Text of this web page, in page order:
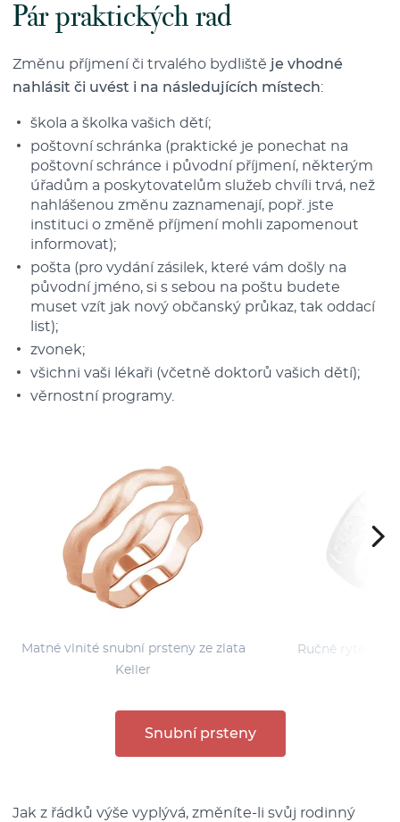
Pár praktických rad
Změnu příjmení či trvalého bydliště je vhodné
nahlásit či uvést i na následujících místech:
škola a školka vašich dětí;
poštovní schránka (praktické je ponechat na
poštovní schránce i původní příjmení, některým
úřadům a poskytovatelům služeb chvíli trvá, než
nahlášenou změnu zaznamenají, popř. jste
instituci o změně příjmení mohli zapomenout
informovat);
pošta (pro vydání zásilek, které vám došly na
původní jméno, si s sebou na poštu budete
muset vzít jak nový občanský průkaz, tak oddací
list);
zvonek;
všichni vaši lékaři (včetně doktorů vašich dětí);
věrnostní programy.
Matné vlnité snubní prsteny ze zlata
Keller
Ručně ryté
Snubní prsteny
Jak z řádků výše vyplývá, změníte-li svůj rodinný